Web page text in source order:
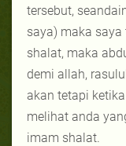
tersebut,
saya) maka
shalat, maka
demi allah,
akan tetapi
melihat anda
imam shalat.